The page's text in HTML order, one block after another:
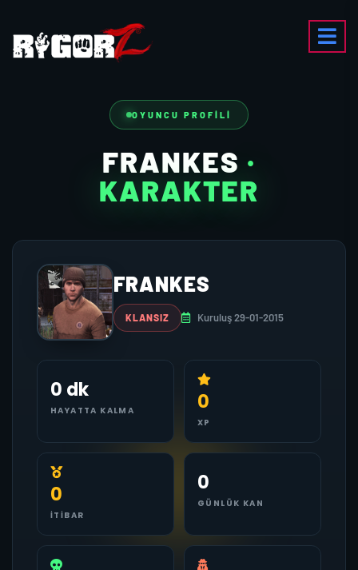
OYUNCU PROFILI
FRANKES ·
KARAKTER
FRANKES
KLANSIZ Kuruluş 29-01-2015
0 dk
HAYATTA KALMA 0
XP
0
İTIBAR
0
GÜNLÜK KAN